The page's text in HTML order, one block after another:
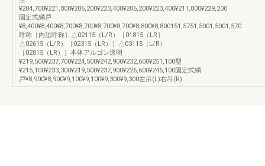
¥204,700¥221,800¥206,200¥223,400¥206,200¥223,400¥211,800¥229,200
固定式網戸
¥8,400¥8,400¥8,700¥8,700¥8,700¥8,700¥8,800¥8,800151,5751,5001,5001,570
呼称［内法呼称］△02115（L/R）［01815（LR］
△02615（L/R）［02315（LR）］△03115（L/R）
［02815（LR）］本体アルゴン透明
¥219,500¥237,700¥224,500¥242,900¥232,600¥251,100型
¥215,100¥233,300¥219,500¥237,900¥226,600¥245,100固定式網
戸¥8,900¥8,900¥9,100¥9,100¥9,300¥9,300左吊(L)右吊(R)